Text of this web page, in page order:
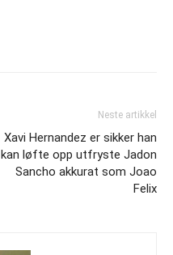
Neste artikkel
Xavi Hernandez er sikker han
kan løfte opp utfryste Jadon
Sancho akkurat som Joao
Felix